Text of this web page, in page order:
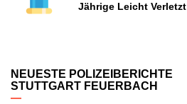
Jährige Leicht Verletzt
NEUESTE POLIZEIBERICHTE
STUTTGART FEUERBACH